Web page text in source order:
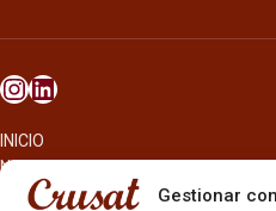
Gestionar
INICIO
NOSOTROS
CERVEZAS